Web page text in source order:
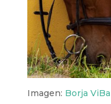
Imagen: Borja ViBa